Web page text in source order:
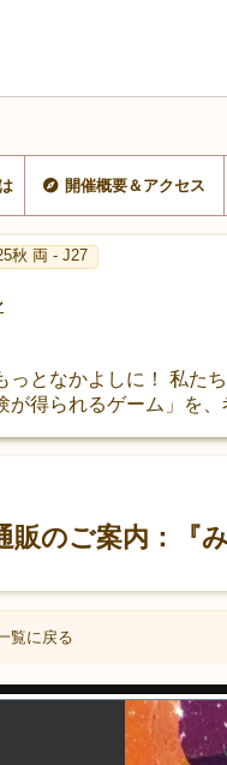
開催概要＆アクセス
秋 両 - J27
っとなかよしに！ 私た
が得られるゲーム」を
販のご案内：『
覧に戻る